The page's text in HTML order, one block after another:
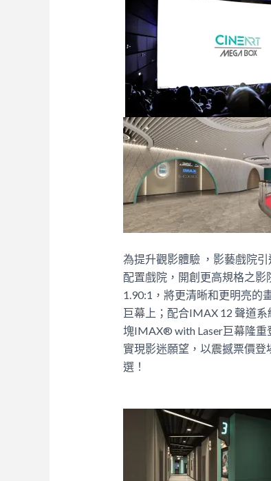
為提升觀影體驗 ，影藝戲院
配置戲院，開創更高規格之
1.90:1，將更清晰和更明亮的
巨幕上；配合IMAX 12 聲道
塊IMAX® with Laser巨幕隆
實現影迷願望，以震撼票價
選！